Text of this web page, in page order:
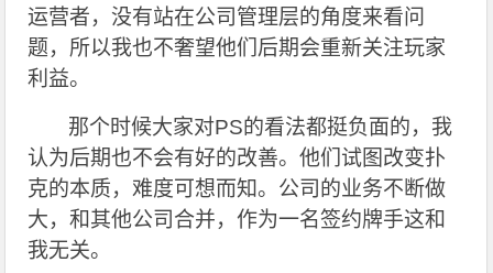
运营者，没有站在公司管理层的角度来看问
题，所以我也不奢望他们后期会重新关注玩家
利益。
那个时候大家对PS的看法都挺负面的，我
认为后期也不会有好的改善。他们试图改变扑
克的本质，难度可想而知。公司的业务不断做
大，和其他公司合并，作为一名签约牌手这和
我无关。